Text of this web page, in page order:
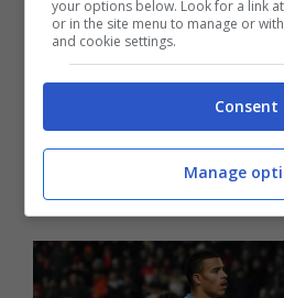
Intanto, secondo le
mercato, pare che
abbiano sondato la
ragazzo per mettere a
colpo e portare a Napoli
your options below. Look for a link
or in the site menu to manage or
and cookie settings.
Consent
Manage